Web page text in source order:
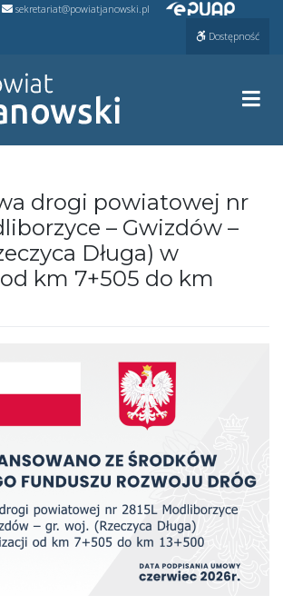
sekretariat@powiatjanowski.pl Przejdź do ePUAP
naszego kanału na YouTube
do naszego kanału na Facebooku Dostępność
drogi powiatowej nr
– Gwizdów –
Długa) w
km 7+505 do km